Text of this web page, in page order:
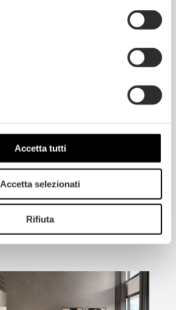
Accetta tutti
Accetta selezionati
Rifiuta